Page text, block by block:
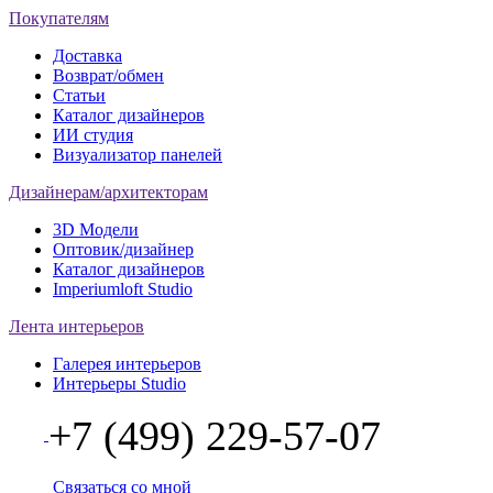
Покупателям
Доставка
Возврат/обмен
Статьи
Каталог дизайнеров
ИИ студия
Визуализатор панелей
Дизайнерам/архитекторам
3D Модели
Оптовик/дизайнер
Каталог дизайнеров
Imperiumloft Studio
Лента интерьеров
Галерея интерьеров
Интерьеры Studio
+7 (499) 229-57-07
Связаться со мной